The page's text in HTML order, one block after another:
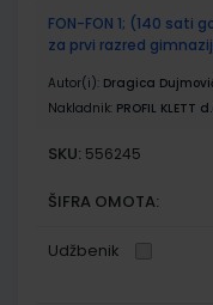
proizvodi
FON-FON 1; (140 sati
za prvi razred
Autor(i): Dragica
Nakladnik: PROFIL KLETT
SKU: 556245
ŠIFRA OMOTA:
Udžbenik